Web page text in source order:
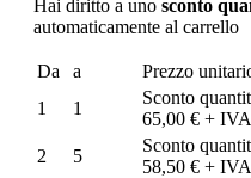
Hai diritto a uno sconto
automaticamente al carrello
Da a
Prezzo
1
1
Sconto
65,00 € + IVA
2
5
Sconto
58,50 € + IVA